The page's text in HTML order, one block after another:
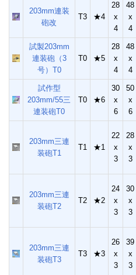
203mm連装
砲改
T3 ★4
28
x
4
48
x
4
試製203mm
連装砲（3
号）T0
T0 ★5
28
x
4
48
x
4
試作型
203mm/55三
連装砲T0
T0 ★6
30
x
6
50
x
6
203mm三連
装砲T1
T1 ★1
22
x
3
28
x
3
203mm三連
装砲T2
T2 ★2
24
x
3
30
x
3
203mm三連
装砲T3
T3 ★3
26
x
3
39
x
3